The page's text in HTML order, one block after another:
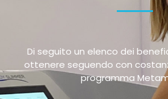
Di seguito un elenco dei
ottenere seguendo con
programma